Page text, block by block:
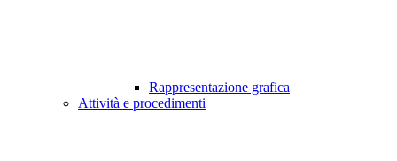
Rappresentazione grafica
Attività e procedimenti